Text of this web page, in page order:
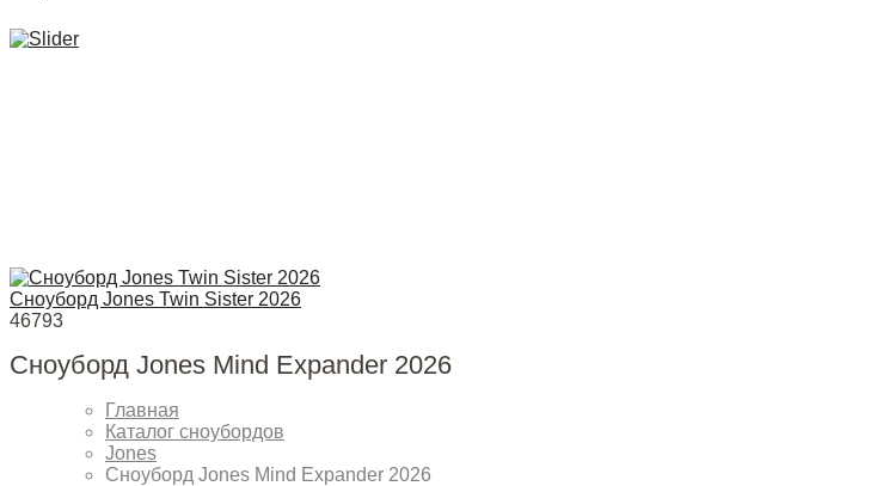
Сноуборд Jones Twin Sister 2026
46793
Сноуборд Jones Mind Expander 2026
Главная
Каталог сноубордов
Jones
Сноуборд Jones Mind Expander 2026